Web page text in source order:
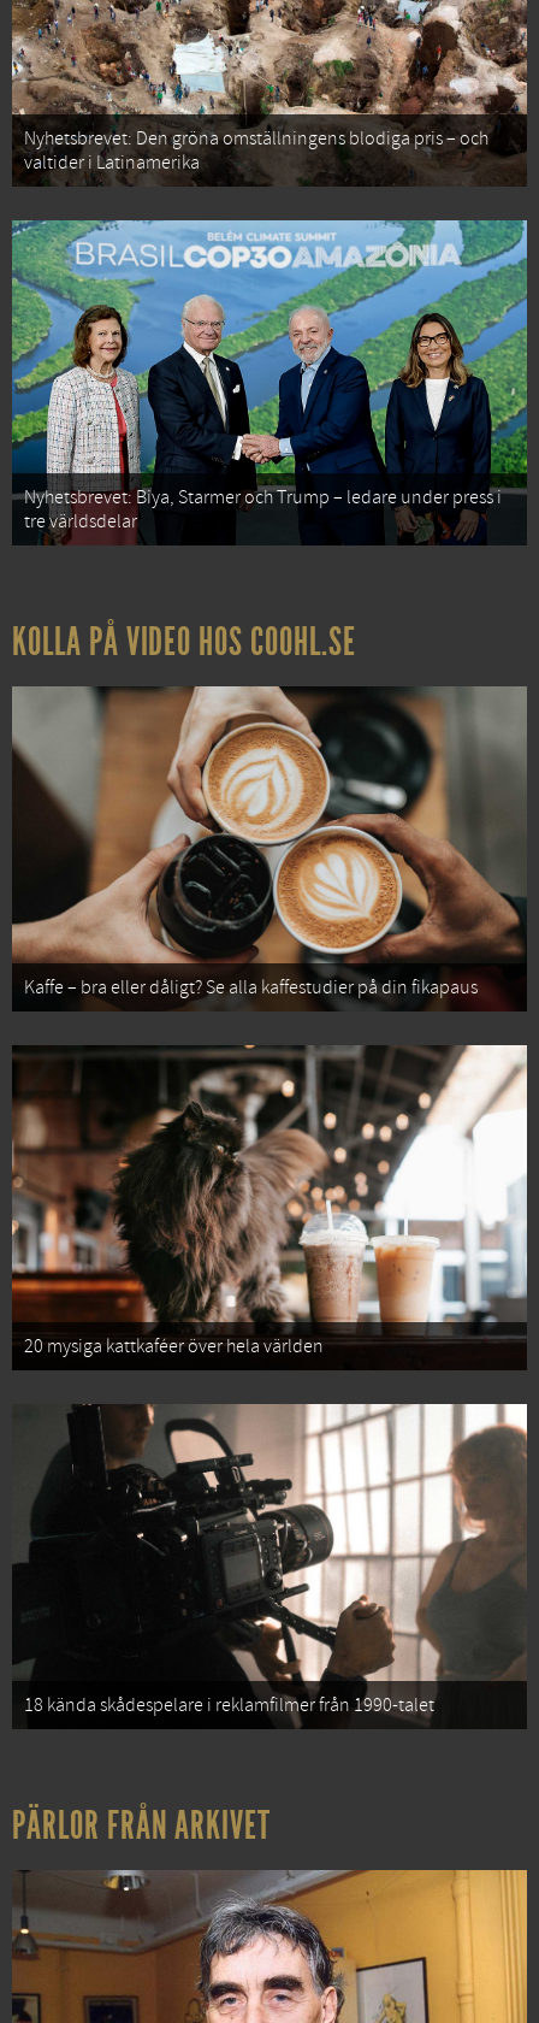
Nyhetsbrevet: Den gröna omställningens blodiga pris – och
valtider i Latinamerika
Nyhetsbrevet: Biya, Starmer och Trump – ledare under press i
tre världsdelar
KOLLA PÅ VIDEO HOS COOHL.SE
Kaffe – bra eller dåligt? Se alla kaffestudier på din fikapaus
20 mysiga kattkaféer över hela världen
18 kända skådespelare i reklamfilmer från 1990-talet
PÄRLOR FRÅN ARKIVET